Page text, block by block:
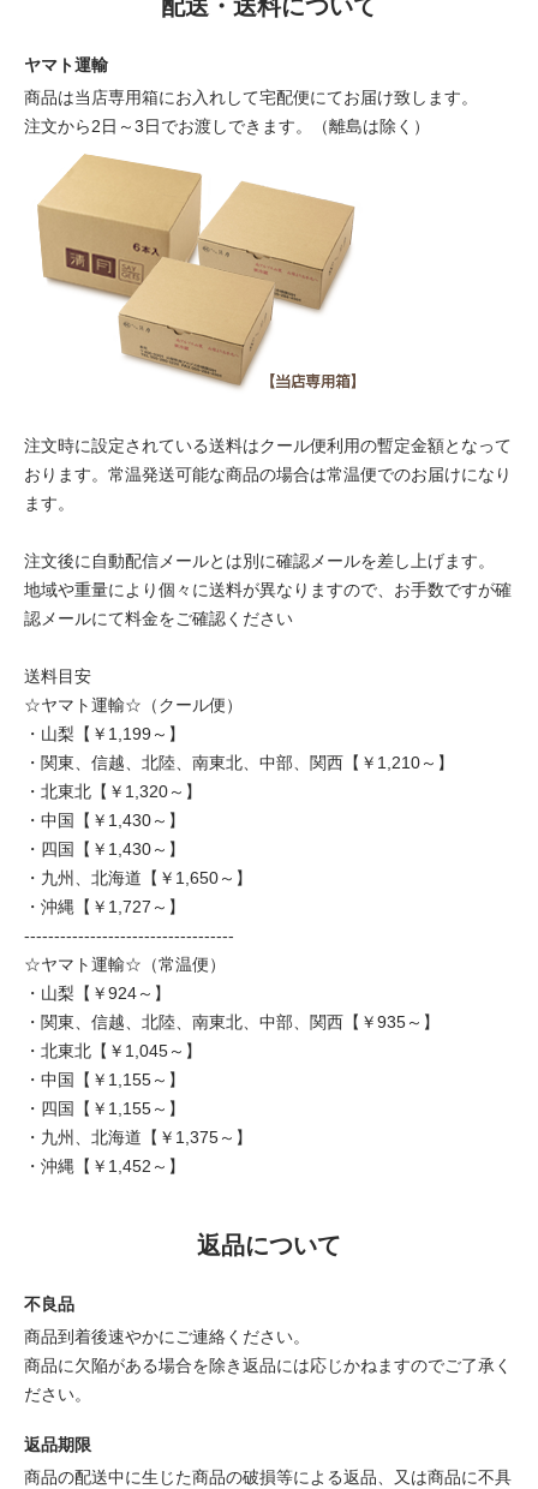
配送・送料について
ヤマト運輸
商品は当店専用箱にお入れして宅配便にてお届け致します。
注文から2日～3日でお渡しできます。（離島は除く）
注文時に設定されている送料はクール便利用の暫定金額となって
おります。常温発送可能な商品の場合は常温便でのお届けになり
ます。
注文後に自動配信メールとは別に確認メールを差し上げます。
地域や重量により個々に送料が異なりますので、お手数ですが確
認メールにて料金をご確認ください
送料目安
☆ヤマト運輸☆（クール便）
・山梨【￥1,199～】
・関東、信越、北陸、南東北、中部、関西【￥1,210～】
・北東北【￥1,320～】
・中国【￥1,430～】
・四国【￥1,430～】
・九州、北海道【￥1,650～】
・沖縄【￥1,727～】
-----------------------------------
☆ヤマト運輸☆（常温便）
・山梨【￥924～】
・関東、信越、北陸、南東北、中部、関西【￥935～】
・北東北【￥1,045～】
・中国【￥1,155～】
・四国【￥1,155～】
・九州、北海道【￥1,375～】
・沖縄【￥1,452～】
返品について
不良品
商品到着後速やかにご連絡ください。
商品に欠陥がある場合を除き返品には応じかねますのでご了承く
ださい。
返品期限
商品の配送中に生じた商品の破損等による返品、又は商品に不具